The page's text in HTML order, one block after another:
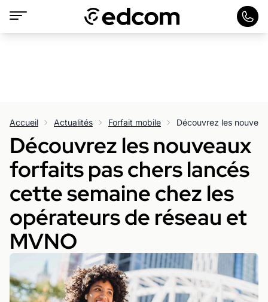
Accueil Actualités Forfait mobile
Découvrez les nouveaux
forfaits pas chers lancés
cette semaine chez les
opérateurs de réseau et
MVNO